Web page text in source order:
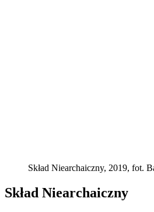
Skład Niearchaiczny, 2019, fot.
Skład Niearchaiczny